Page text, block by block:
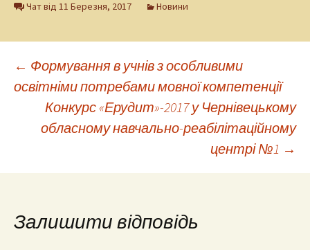
Чат від 11 Березня, 2017 Новини
Навігація
запису
← Формування в учнів з особливими
освітніми потребами мовної компетенції
Конкурс «Ерудит»-2017 у Чернівецькому
обласному навчально-реабілітаційному
центрі №1 →
Залишити відповідь